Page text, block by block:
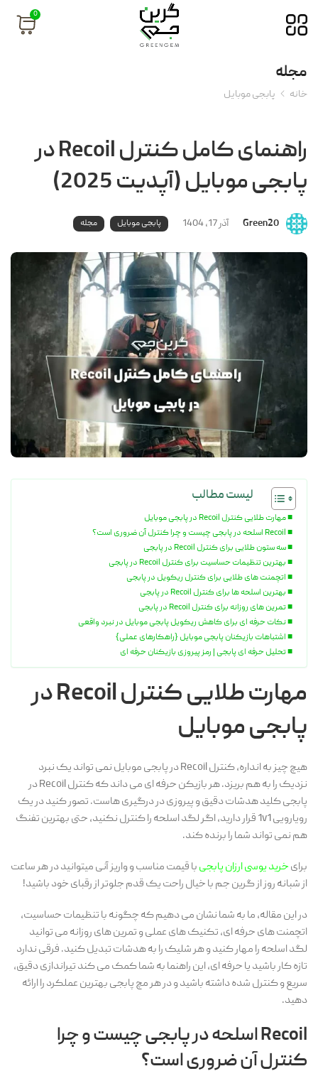
0
مجله
خانه پابجی موبایل
راهنمای کامل کنترل Recoil در
پابجی موبایل (آپدیت 2025)
Green20 آذر 17, 1404 پابجی موبایل مجله
لیست مطالب
مهارت طلایی کنترل Recoil در پابجی موبایل
Recoil اسلحه در پابجی چیست و چرا کنترل آن ضروری است؟
سه ستون طلایی برای کنترل Recoil در پابجی
بهترین تنظیمات حساسیت برای کنترل Recoil در پابجی
اتچمنت های طلایی برای کنترل ریکویل در پابجی
بهترین اسلحه ها برای کنترل Recoil در پابجی
تمرین های روزانه برای کنترل Recoil در پابجی
نکات حرفه ای برای کاهش ریکویل پابجی موبایل در نبرد واقعی
اشتباهات بازیکنان پابجی موبایل {راهکارهای عملی}
تحلیل حرفه ای پابجی | رمز پیروزی بازیکنان حرفه ای
مهارت طلایی کنترل Recoil در
پابجی موبایل
هیچ چیز به انداره، کنترل Recoil در پابجی موبایل نمی تواند یک نبرد
نزدیک را به هم بریزد. هر بازیکن حرفه ای می داند که کنترل Recoil در
پابجی کلید هدشات دقیق و پیروزی در درگیری هاست. تصور کنید در یک
رویارویی 1v1 قرار دارید، اگر لگد اسلحه را کنترل نکنید، حتی بهترین تفنگ
هم نمی تواند شما را برنده کند.
برایخرید یوسی ارزان پابجیبا قیمت مناسب و واریز آنی میتوانید در هر ساعت
از شبانه روز از گرین جم با خیال راحت یک قدم جلوتر از رقبای خود باشید!
در این مقاله، ما به شما نشان می دهیم که چگونه با تنظیمات حساسیت،
اتچمنت های حرفه ای، تکنیک های عملی و تمرین های روزانه می توانید
لگد اسلحه را مهار کنید و هر شلیک را به هدشات تبدیل کنید. فرقی ندارد
تازه کار باشید یا حرفه ای، این راهنما به شما کمک می کند تیراندازی دقیق،
سریع و کنترل شده داشته باشید و در هر مچ پابجی بهترین عملکرد را ارائه
دهید.
Recoil اسلحه در پابجی چیست و چرا
کنترل آن ضروری است؟